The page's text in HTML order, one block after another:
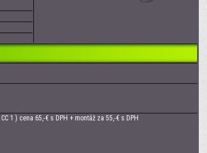
1 ) cena 65,-€ s DPH + montáž za 55,-€ s DPH